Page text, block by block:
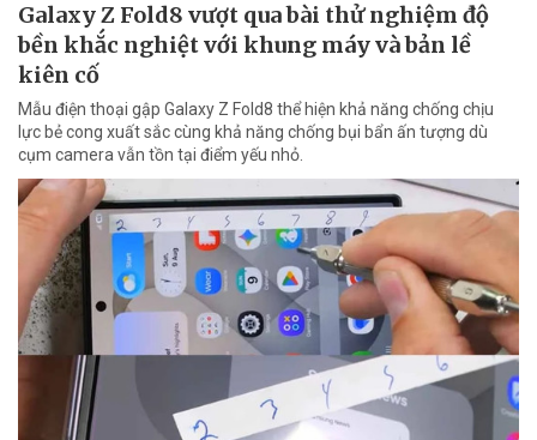
Galaxy Z Fold8 vượt qua bài thử nghiệm độ
bền khắc nghiệt với khung máy và bản lề
kiên cố
Mẫu điện thoại gập Galaxy Z Fold8 thể hiện khả năng chống chịu
lực bẻ cong xuất sắc cùng khả năng chống bụi bẩn ấn tượng dù
cụm camera vẫn tồn tại điểm yếu nhỏ.